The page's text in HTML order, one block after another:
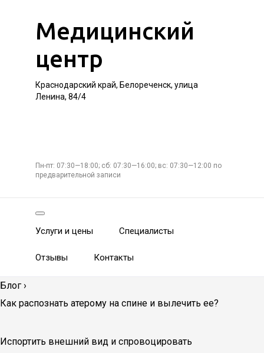
Медицинский
центр
Краснодарский край, Белореченск, улица
Ленина, 84/4
Пн-пт: 07:30—18:00; сб: 07:30—16:00; вс: 07:30—12:00 по
предварительной записи
Услуги и цены Специалисты
Отзывы Контакты
Блог ›
Как распознать атерому на спине и вылечить ее?
Испортить внешний вид и спровоцировать